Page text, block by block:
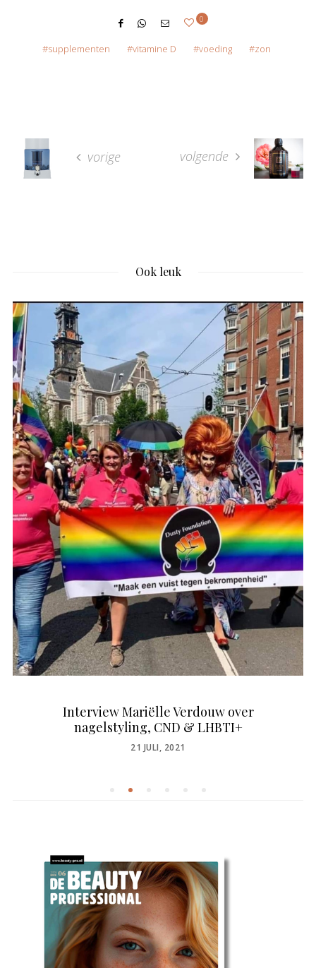
0
supplementen vitamine D voeding zon
vorige volgende
Ook leuk
Interview Mariëlle Verdouw over
nagelstyling, CND & LHBTI+
POSTED
21 JULI, 2021